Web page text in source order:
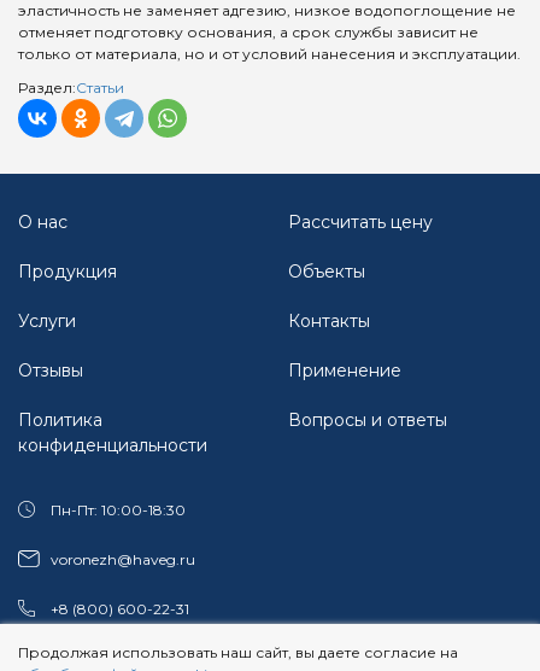
эластичность не заменяет адгезию, низкое водопоглощение не
отменяет подготовку основания, а срок службы зависит не
только от материала, но и от условий нанесения и эксплуатации.
Раздел:Статьи
О нас
Продукция
Услуги
Отзывы
Политика
конфиденциальности
Рассчитать цену
Объекты
Контакты
Применение
Вопросы и ответы
Пн-Пт: 10:00-18:30
voronezh@haveg.ru
+8 (800) 600-22-31
Самовывоз394033, Воронеж, ул. Землячки, д.15
Продолжая использовать наш сайт, вы даете согласие на